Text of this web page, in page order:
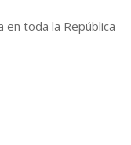
en toda la República